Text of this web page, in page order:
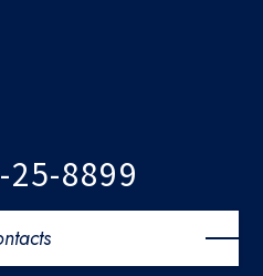
25-8899